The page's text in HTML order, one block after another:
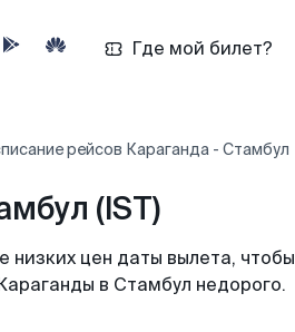
Где мой билет?
рейсов Караганда - Стамбул
(IST)
цен даты вылета, чтобы
в Стамбул недорого.